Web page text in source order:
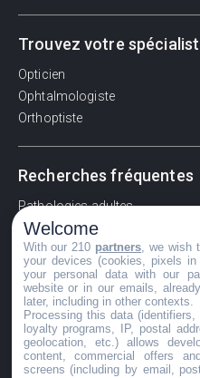
Trouvez votre
Opticien
Ophtalmologiste
Orthoptiste
Recherches fréquentes
Pathologies adultes
Signes d'une urgence
La vision
Acuité visuelle
Myosis / mydriase
Œdème oculaire
Welcome
With our 210 partners , we
your devices (cookies, pixels
your personal data with our
website or in our emails,
later, including in other contexts.
Processing this data (identifiers,
loyalty programs, IP, postal
geolocation, etc.) allows
content, commercial offers
screens (including by email,